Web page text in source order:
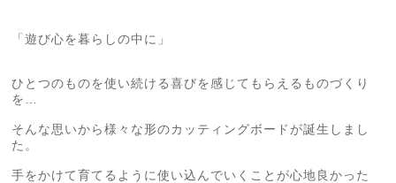
「遊び心を暮らしの中に」
ひとつのものを使い続ける喜びを感じてもらえるものづくり
を…
そんな思いから様々な形のカッティングボードが誕生しまし
た。
手をかけて育てるように使い込んでいくことが心地良かった